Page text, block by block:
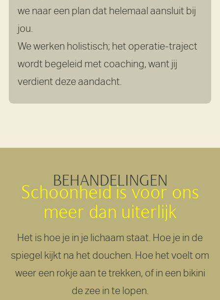
we naar een plan dat helemaal aansluit bij
jou.
We werken holistisch; het operatie-traject
wordt begeleid met coaching, want jij
verdient deze aandacht.
BEHANDELINGEN
Schoonheid is voor ons
meer dan uiterlijk
Het is hoe je in je lichaam staat. Hoe je in de
spiegel kijkt na het douchen. Hoe het voelt om
weer een rokje aan te trekken, of in een bikini
de zee in te lopen.